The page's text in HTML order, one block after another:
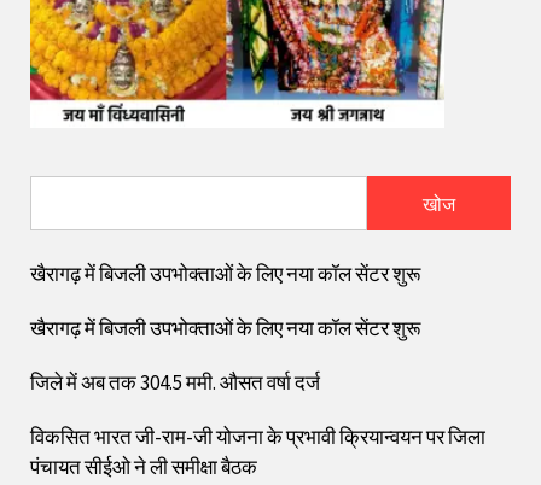
खोज
खैरागढ़ में बिजली उपभोक्ताओं के लिए नया कॉल सेंटर शुरू
खैरागढ़ में बिजली उपभोक्ताओं के लिए नया कॉल सेंटर शुरू
जिले में अब तक 304.5 ममी. औसत वर्षा दर्ज
विकसित भारत जी-राम-जी योजना के प्रभावी क्रियान्वयन पर जिला
पंचायत सीईओ ने ली समीक्षा बैठक